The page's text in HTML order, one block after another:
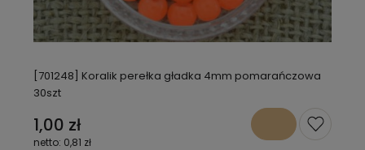
[701248] Koralik perełka gładka 4mm pomarańczowa
30szt
1,00 zł
0,81 zł